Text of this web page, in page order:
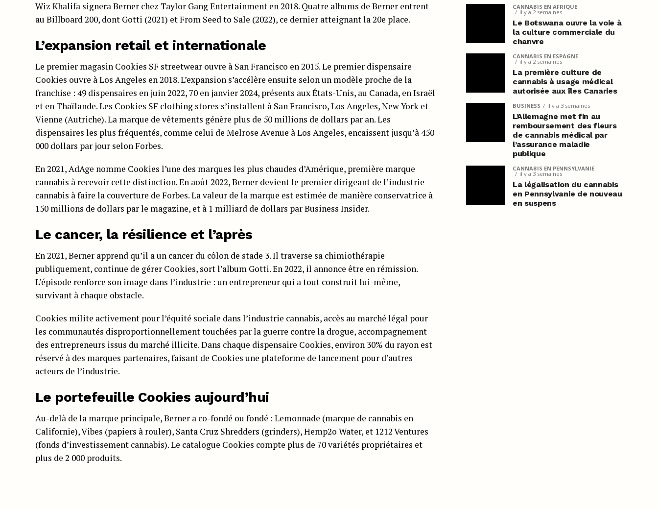
Wiz Khalifa signera Berner chez Taylor Gang Entertainment en 2018. Quatre albums de Berner entrent
au Billboard 200, dont Gotti (2021) et From Seed to Sale (2022), ce dernier atteignant la 20e place.
L’expansion retail et internationale
Le premier magasin Cookies SF streetwear ouvre à San Francisco en 2015. Le premier dispensaire
Cookies ouvre à Los Angeles en 2018. L’expansion s’accélère ensuite selon un modèle proche de la
franchise : 49 dispensaires en juin 2022, 70 en janvier 2024, présents aux États-Unis, au Canada, en Israël
et en Thaïlande. Les Cookies SF clothing stores s’installent à San Francisco, Los Angeles, New York et
Vienne (Autriche). La marque de vêtements génère plus de 50 millions de dollars par an. Les
dispensaires les plus fréquentés, comme celui de Melrose Avenue à Los Angeles, encaissent jusqu’à 450
000 dollars par jour selon Forbes.
En 2021, AdAge nomme Cookies l’une des marques les plus chaudes d’Amérique, première marque
cannabis à recevoir cette distinction. En août 2022, Berner devient le premier dirigeant de l’industrie
cannabis à faire la couverture de Forbes. La valeur de la marque est estimée de manière conservatrice à
150 millions de dollars par le magazine, et à 1 milliard de dollars par Business Insider.
Le cancer, la résilience et l’après
En 2021, Berner apprend qu’il a un cancer du côlon de stade 3. Il traverse sa chimiothérapie
publiquement, continue de gérer Cookies, sort l’album Gotti. En 2022, il annonce être en rémission.
L’épisode renforce son image dans l’industrie : un entrepreneur qui a tout construit lui-même,
survivant à chaque obstacle.
Cookies milite activement pour l’équité sociale dans l’industrie cannabis, accès au marché légal pour
les communautés disproportionnellement touchées par la guerre contre la drogue, accompagnement
des entrepreneurs issus du marché illicite. Dans chaque dispensaire Cookies, environ 30% du rayon est
réservé à des marques partenaires, faisant de Cookies une plateforme de lancement pour d’autres
acteurs de l’industrie.
Le portefeuille Cookies aujourd’hui
Au-delà de la marque principale, Berner a co-fondé ou fondé : Lemonnade (marque de cannabis en
Californie), Vibes (papiers à rouler), Santa Cruz Shredders (grinders), Hemp2o Water, et 1212 Ventures
(fonds d’investissement cannabis). Le catalogue Cookies compte plus de 70 variétés propriétaires et
plus de 2 000 produits.
CANNABIS EN AFRIQUE
il y a 2 semaines
Le Botswana ouvre la voie à
la culture commerciale du
chanvre
CANNABIS EN ESPAGNE
il y a 2 semaines
La première culture de
cannabis à usage médical
autorisée aux îles Canaries
BUSINESS il y a 3 semaines
L’Allemagne met fin au
remboursement des fleurs
de cannabis médical par
l’assurance maladie
publique
CANNABIS EN PENNSYLVANIE
il y a 3 semaines
La légalisation du cannabis
en Pennsylvanie de nouveau
en suspens